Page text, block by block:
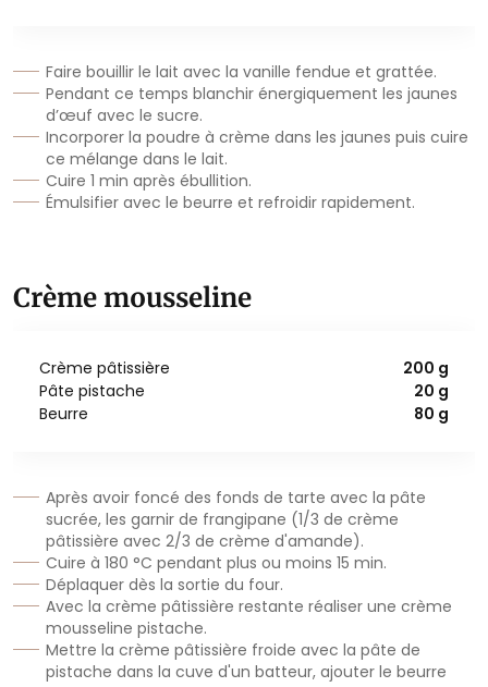
Faire bouillir le lait avec la vanille fendue et grattée.
Pendant ce temps blanchir énergiquement les jaunes
d’œuf avec le sucre.
Incorporer la poudre à crème dans les jaunes puis cuire
ce mélange dans le lait.
Cuire 1 min après ébullition.
Émulsifier avec le beurre et refroidir rapidement.
Crème mousseline
Crème pâtissière
200 g
Pâte pistache
20 g
Beurre
80 g
Après avoir foncé des fonds de tarte avec la pâte
sucrée, les garnir de frangipane (1/3 de crème
pâtissière avec 2/3 de crème d'amande).
Cuire à 180 °C pendant plus ou moins 15 min.
Déplaquer dès la sortie du four.
Avec la crème pâtissière restante réaliser une crème
mousseline pistache.
Mettre la crème pâtissière froide avec la pâte de
pistache dans la cuve d'un batteur, ajouter le beurre